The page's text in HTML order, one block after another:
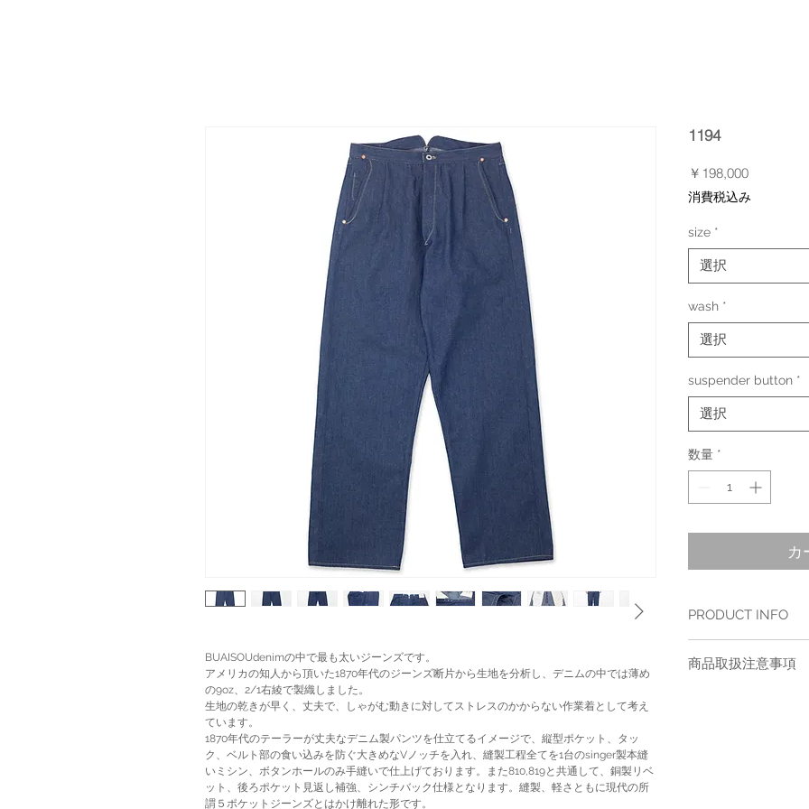
BUAISOUdenimの中で最も太いジーンズです。
アメリカの知人から頂いた1870年代のジーンズ断片から生地を分析し、デニムの中では薄め
の9oz、2/1右綾で製織しました。
生地の乾きが早く、丈夫で、しゃがむ動きに対してストレスのかからない作業着として考え
ています。
1870年代のテーラーが丈夫なデニム製パンツを仕立てるイメージで、縦型ポケット、タッ
ク、ベルト部の食い込みを防ぐ大きめなVノッチを入れ、縫製工程全てを1台のsinger製本縫
いミシン、ボタンホールのみ手縫いで仕上げております。また810,819と共通して、銅製リベ
ット、後ろポケット見返し補強、シンチバック仕様となります。縫製、軽さともに現代の所
謂５ポケットジーンズとはかけ離れた形です。
1194
￥198,000価
消費税込み
size *
選択
wash *
選択
suspender button *
選択
数量 *
カ
PRODUCT INFO
サイズ：画像上に記載
商品取扱注意事項